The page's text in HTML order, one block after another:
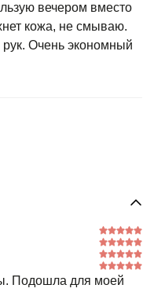
вечером вместо
кожа, не смываю.
Очень экономный
Подошла для моей